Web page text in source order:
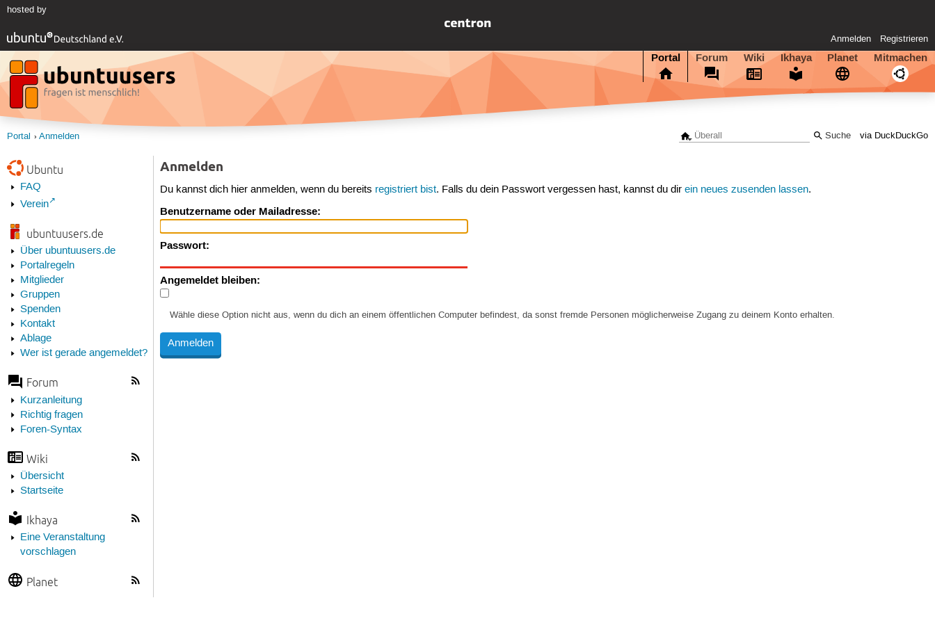
hosted by
Anmelden Registrieren
Portal Forum Wiki Ikhaya Planet Mitmachen
via DuckDuckGo
Portal Anmelden
Ubuntu
FAQ
Verein
ubuntuusers.de
Über ubuntuusers.de
Portalregeln
Mitglieder
Gruppen
Spenden
Kontakt
Ablage
Wer ist gerade angemeldet?
Forum
Kurzanleitung
Richtig fragen
Foren-Syntax
Wiki
Übersicht
Startseite
Ikhaya
Eine Veranstaltung
vorschlagen
Planet
Anmelden
Du kannst dich hier anmelden, wenn du bereits registriert bist. Falls du dein Passwort vergessen hast, kannst du direin neues zusenden lassen.
Benutzername oder Mailadresse:
Passwort:
Angemeldet bleiben:
Wähle diese Option nicht aus, wenn du dich an einem öffentlichen Computer befindest, da sonst fremde Personen möglicherweise Zugang zu deinem Konto erhalten.